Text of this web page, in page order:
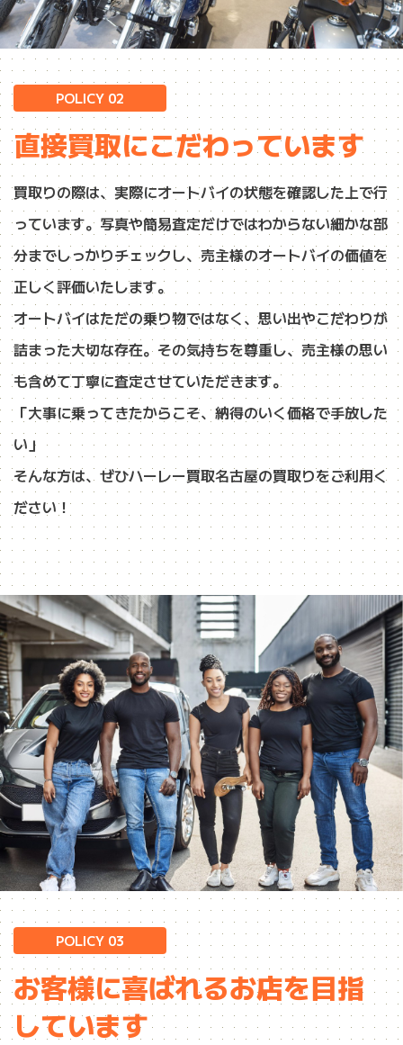
POLICY 02
直接買取にこだわっています
買取りの際は、実際にオートバイの状態を確認した上で行
っています。写真や簡易査定だけではわからない細かな部
分までしっかりチェックし、売主様のオートバイの価値を
正しく評価いたします。
オートバイはただの乗り物ではなく、思い出やこだわりが
詰まった大切な存在。その気持ちを尊重し、売主様の思い
も含めて丁寧に査定させていただきます。
「大事に乗ってきたからこそ、納得のいく価格で手放した
い」
そんな方は、ぜひハーレー買取名古屋の買取りをご利用く
ださい！
POLICY 03
お客様に喜ばれるお店を目指
しています